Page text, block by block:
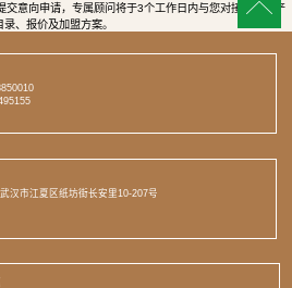
交意向申请，专属顾问将于3个工作日内与您对接，提供产
录、报价及加盟方案。
汉市江夏区纸坊街长安里10-207号